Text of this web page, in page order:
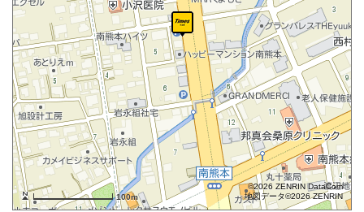
100m
©2026 ZENRIN DataCom
地図データ©2026 ZENRIN